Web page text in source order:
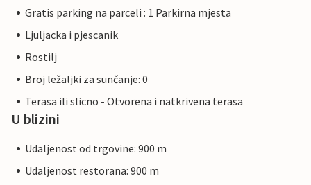
Gratis parking na parceli : 1 Parkirna mjesta
Ljuljacka i pjescanik
Rostilj
Broj ležaljki za sunčanje: 0
Terasa ili slicno - Otvorena i natkrivena terasa
U blizini
Udaljenost od trgovine: 900 m
Udaljenost restorana: 900 m